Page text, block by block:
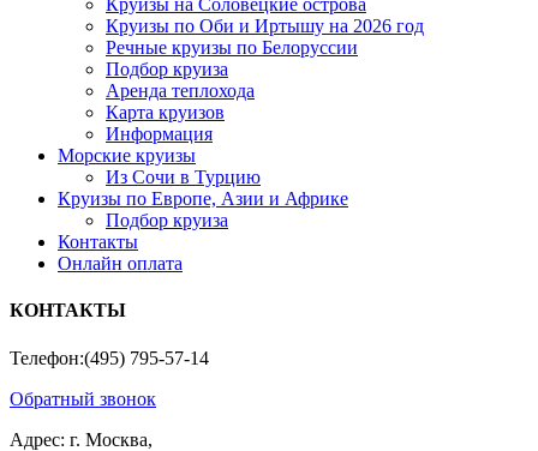
Круизы на Соловецкие острова
Круизы по Оби и Иртышу на 2026 год
Речные круизы по Белоруссии
Подбор круиза
Аренда теплохода
Карта круизов
Информация
Морские круизы
Из Сочи в Турцию
Круизы по Европе, Азии и Африке
Подбор круиза
Контакты
Онлайн оплата
КОНТАКТЫ
Телефон:(495) 795-57-14
Обратный звонок
Адрес: г. Москва,